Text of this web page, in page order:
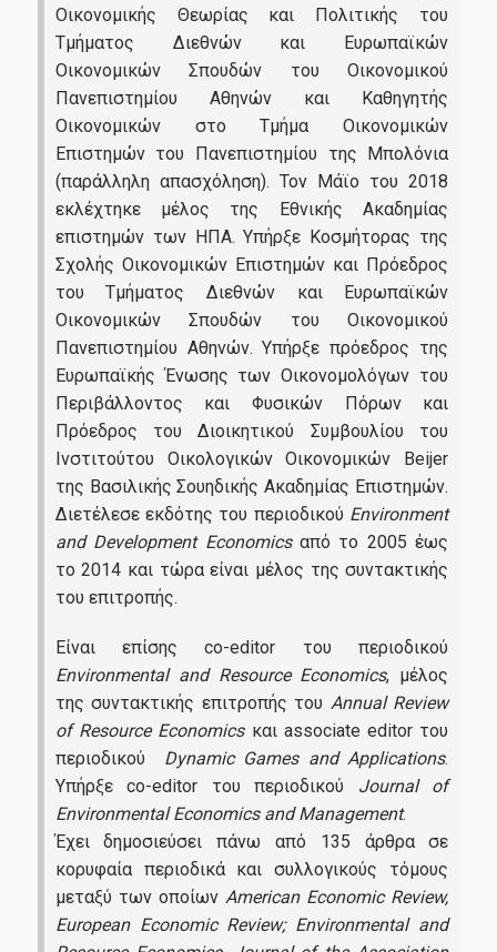
Οικονομικής Θεωρίας και Πολιτικής του
Τμήματος Διεθνών και Ευρωπαϊκών
Οικονομικών Σπουδών του Οικονομικού
Πανεπιστημίου Αθηνών και Καθηγητής
Οικονομικών στο Τμήμα Οικονομικών
Επιστημών του Πανεπιστημίου της Μπολόνια
(παράλληλη απασχόληση). Τον Μάϊο του 2018
εκλέχτηκε μέλος της Εθνικής Ακαδημίας
επιστημών των ΗΠΑ. Υπήρξε Κοσμήτορας της
Σχολής Οικονομικών Επιστημών και Πρόεδρος
του Τμήματος Διεθνών και Ευρωπαϊκών
Οικονομικών Σπουδών του Οικονομικού
Πανεπιστημίου Αθηνών. Υπήρξε πρόεδρος της
Ευρωπαϊκής Ένωσης των Οικονομολόγων του
Περιβάλλοντος και Φυσικών Πόρων και
Πρόεδρος του Διοικητικού Συμβουλίου του
Ινστιτούτου Οικολογικών Οικονομικών Beijer
της Βασιλικής Σουηδικής Ακαδημίας Επιστημών.
Διετέλεσε εκδότης του περιοδικού Environment
and Development Economicsαπό το 2005 έως
το 2014 και τώρα είναι μέλος της συντακτικής
του επιτροπής.
Είναι επίσης co-editor του περιοδικού
Environmental and Resource Economics, μέλος
της συντακτικής επιτροπής του Annual Review
of Resource Economicsκαι associate editor του
περιοδικού Dynamic Games and Applications.
Υπήρξε co-editor του περιοδικού Journal
of
Environmental Economics and Management.
Έχει δημοσιεύσει πάνω από 135 άρθρα σε
κορυφαία περιοδικά και συλλογικούς τόμους
μεταξύ των οποίωνAmerican Economic Review,
European Economic Review; Environmental and